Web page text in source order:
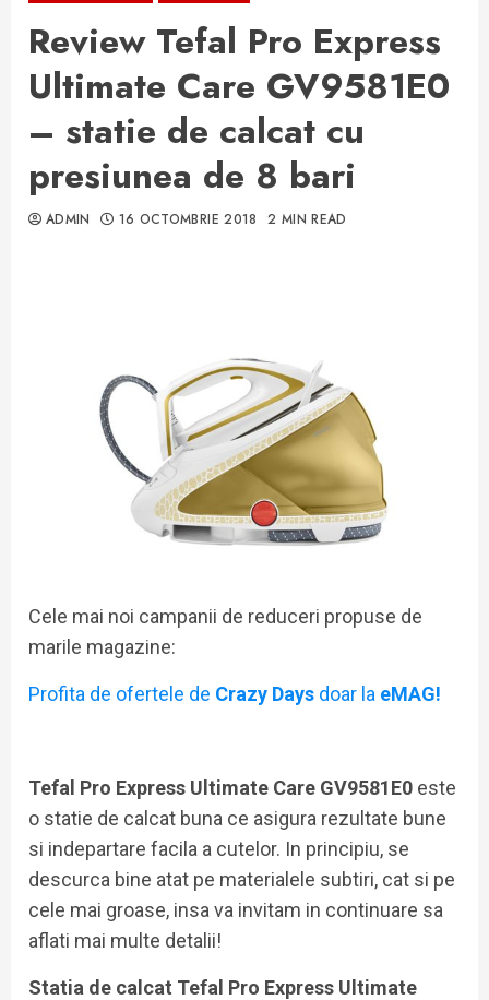
Review Tefal Pro Express
Ultimate Care GV9581E0
– statie de calcat cu
presiunea de 8 bari
ADMIN 16 OCTOMBRIE 2018 2 MIN READ
Cele mai noi campanii de reduceri propuse de
marile magazine:
Profita de ofertele de Crazy Days doar la eMAG!
Tefal Pro Express Ultimate Care GV9581E0 este
o statie de calcat buna ce asigura rezultate bune
si indepartare facila a cutelor. In principiu, se
descurca bine atat pe materialele subtiri, cat si pe
cele mai groase, insa va invitam in continuare sa
aflati mai multe detalii!
Statia de calcat Tefal Pro Express Ultimate